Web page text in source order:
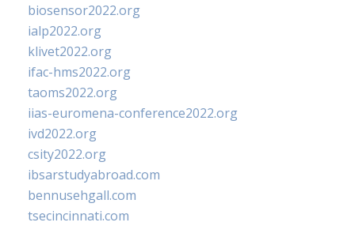
biosensor2022.org
ialp2022.org
klivet2022.org
ifac-hms2022.org
taoms2022.org
iias-euromena-conference2022.org
ivd2022.org
csity2022.org
ibsarstudyabroad.com
bennusehgall.com
tsecincinnati.com